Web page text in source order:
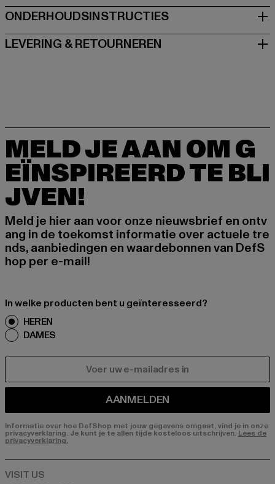
ONDERHOUDSINSTRUCTIES
LEVERING & RETOURNEREN
MELD JE AAN OM G
EÏNSPIREERD TE BLI
JVEN!
Meld je hier aan voor onze nieuwsbrief en ontv
ang in de toekomst informatie over actuele tre
nds, aanbiedingen en waardebonnen van DefS
hop per e-mail!
In welke producten bent u geïnteresseerd?
HEREN
DAMES
AANMELDEN
Informatie over hoe DefShop met jouw gegevens omgaat, vind je in onze
privacyverklaring. Je kunt je te allen tijde kosteloos uitschrijven. Lees de
privacyverklaring.